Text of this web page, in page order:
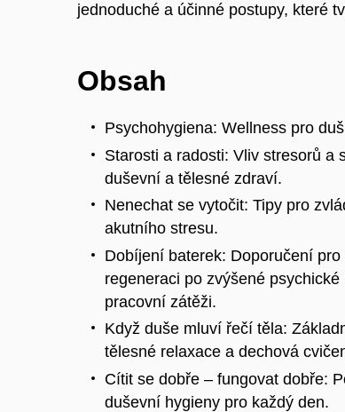
jednoduché a účinné postupy, které
Obsah
Psychohygiena: Wellness pro
Starosti a radosti: Vliv stresorů a
duševní a tělesné zdraví.
Nenechat se vytočit: Tipy pro
akutního stresu.
Dobíjení baterek: Doporučení pro
regeneraci po zvýšené psychické
pracovní zátěži.
Když duše mluví řečí těla:
tělesné relaxace a dechová
Cítit se dobře – fungovat dobře:
duševní hygieny pro každý den.